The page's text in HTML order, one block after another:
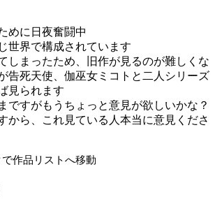
めに日夜奮闘中
世界で構成されています
しまったため、旧作が見るのが難しくな
告死天使、伽巫女ミコトと二人シリーズ
見られます
ですがもうちょっと意見が欲しいかな？
から、これ見ている人本当に意見くださ
作品リストへ移動